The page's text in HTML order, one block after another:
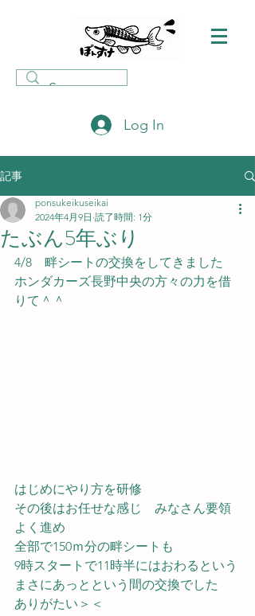
Log In
記事
たぶん5年ぶり
ponsukeikuseikai
2024年4月9日 読了時間: 1分
4/8　畔シートの交換をしてきました
ホンダカーズ長野中央の方々の力を借
りて＾＾
はじめにやり方を研修
その後はお任せな感じ　みなさん要領
よく進め
全部で150ｍ分の畔シートも
9時スタートで11時半にはおわるという
まさにあっとという間の交換でした
ありがたい＞＜